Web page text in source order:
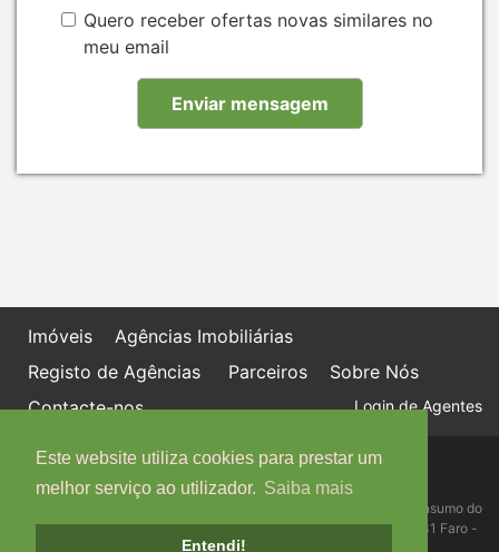
Este website utiliza cookies para prestar um
melhor serviço ao utilizador. Saiba mais
Entendi!
Quero receber ofertas novas similares no
meu email
Imóveis
Agências Imobiliárias
Registo de Agências
Parceiros
Sobre Nós
Contacte-nos
Login de Agentes
Política de proteção de dados
Livro de Reclamações online
Centro de Informação, Mediação e Arbitragem de Conflitos de Consumo do
Algarve - Edifício Ninho de Empresas, Estrada da Penha, 8005-131 Faro -
Telefone: 289 823 135 cimaal@mail.telepac.pt